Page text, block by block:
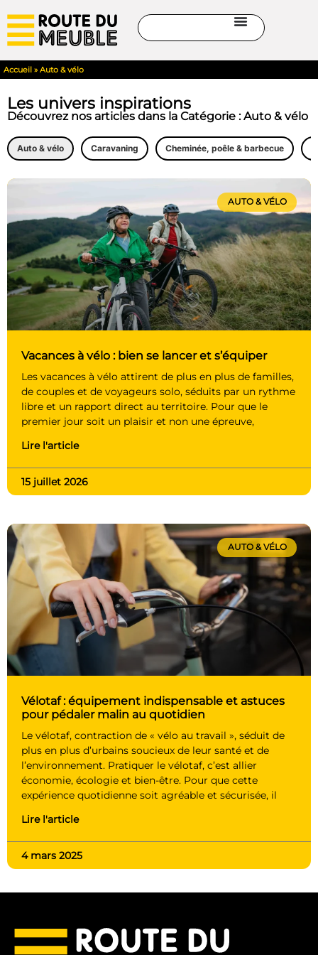
Accueil » Auto & vélo
Les univers inspirations
Découvrez nos articles dans la Catégorie : Auto & vélo
Auto & vélo Caravaning Cheminée, poêle & barbecue
AUTO & VÉLO
Vacances à vélo : bien se lancer et s’équiper
Les vacances à vélo attirent de plus en plus de familles,
de couples et de voyageurs solo, séduits par un rythme
libre et un rapport direct au territoire. Pour que le
premier jour soit un plaisir et non une épreuve,
Lire l'article
15 juillet 2026
AUTO & VÉLO
Vélotaf : équipement indispensable et astuces
pour pédaler malin au quotidien
Le vélotaf, contraction de « vélo au travail », séduit de
plus en plus d’urbains soucieux de leur santé et de
l’environnement. Pratiquer le vélotaf, c’est allier
économie, écologie et bien-être. Pour que cette
expérience quotidienne soit agréable et sécurisée, il
Lire l'article
4 mars 2025